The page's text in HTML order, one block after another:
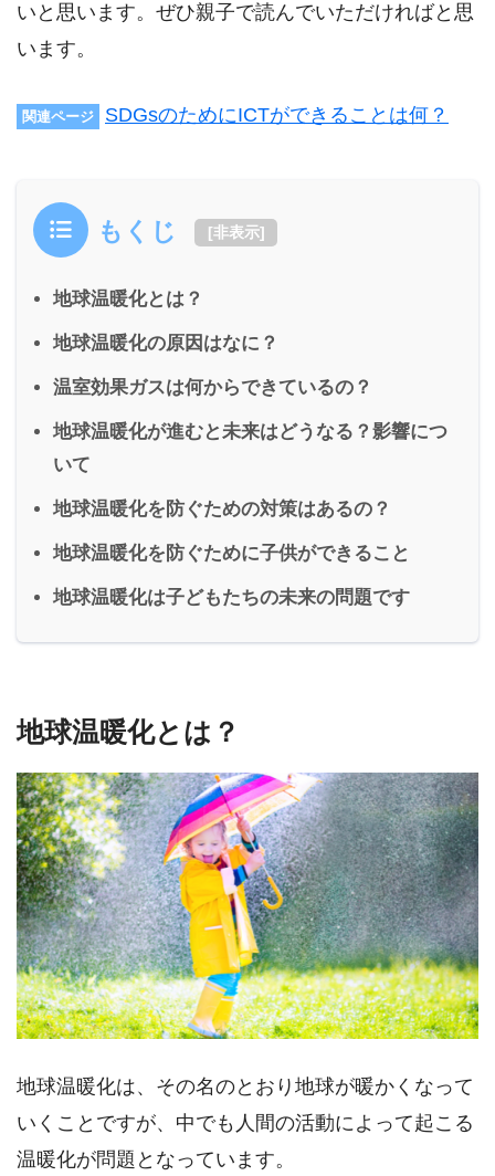
いと思います。ぜひ親子で読んでいただければと思
います。
関連ページ SDGsのためにICTができることは何？
もくじ [非表示]
地球温暖化とは？
地球温暖化の原因はなに？
温室効果ガスは何からできているの？
地球温暖化が進むと未来はどうなる？影響につ
いて
地球温暖化を防ぐための対策はあるの？
地球温暖化を防ぐために子供ができること
地球温暖化は子どもたちの未来の問題です
地球温暖化とは？
地球温暖化は、その名のとおり地球が暖かくなって
いくことですが、中でも人間の活動によって起こる
温暖化が問題となっています。